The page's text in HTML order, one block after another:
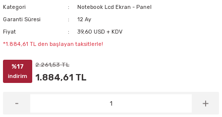
Kategori
Notebook Lcd Ekran - Panel
Garanti Süresi
12 Ay
Fiyat
39,60 USD + KDV
*1.884,61 TL den başlayan taksitlerle!
%17
indirim
2.261,53 TL
1.884,61 TL